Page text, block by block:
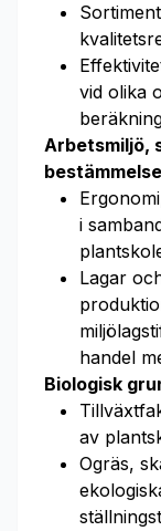
vid olika
Arbetsmiljö,
i
Lagar
handel
Biologisk
av
Ogräs,